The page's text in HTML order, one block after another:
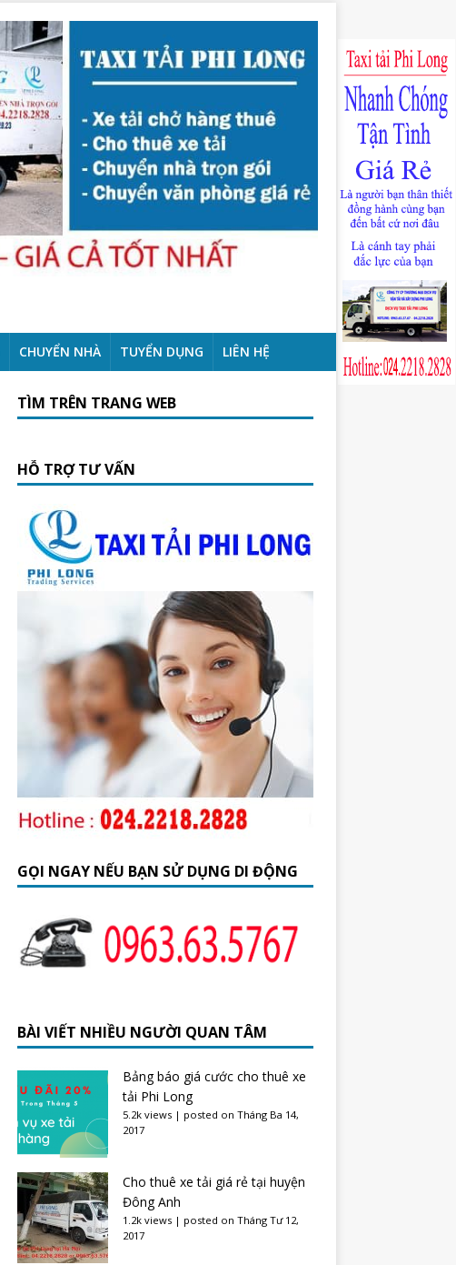
CHUYỂN NHÀ TUYỂN DỤNG LIÊN HỆ
TÌM TRÊN TRANG WEB
HỖ TRỢ TƯ VẤN
GỌI NGAY NẾU BẠN SỬ DỤNG DI ĐỘNG
BÀI VIẾT NHIỀU NGƯỜI QUAN TÂM
Bảng báo giá cước cho thuê xe
tải Phi Long
5.2k views| posted on Tháng Ba 14,
2017
Cho thuê xe tải giá rẻ tại huyện
Đông Anh
1.2k views| posted on Tháng Tư 12,
2017